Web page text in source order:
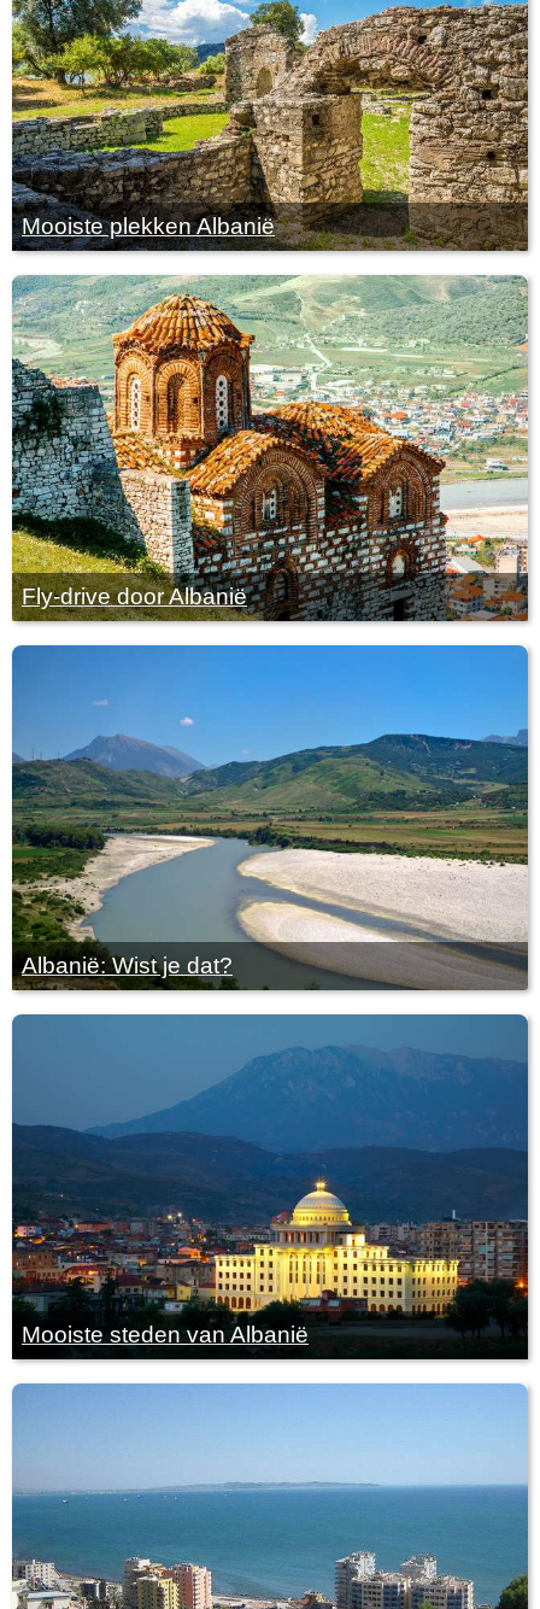
Mooiste plekken Albanië
Fly-drive door Albanië
Albanië: Wist je dat?
Mooiste steden van Albanië